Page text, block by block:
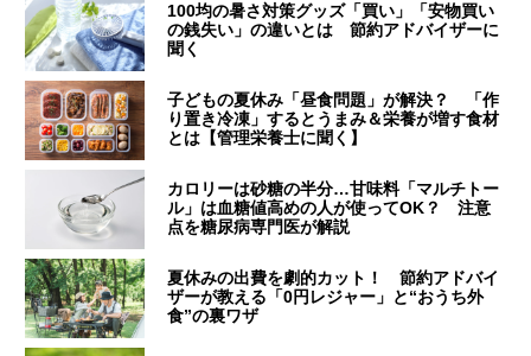
100均の暑さ対策グッズ「買い」「安物買い
の銭失い」の違いとは 節約アドバイザーに
聞く
子どもの夏休み「昼食問題」が解決？ 「作
り置き冷凍」するとうまみ＆栄養が増す食材
とは【管理栄養士に聞く】
カロリーは砂糖の半分…甘味料「マルチトー
ル」は血糖値高めの人が使ってOK？ 注意
点を糖尿病専門医が解説
夏休みの出費を劇的カット！ 節約アドバイ
ザーが教える「0円レジャー」と“おうち外
食”の裏ワザ